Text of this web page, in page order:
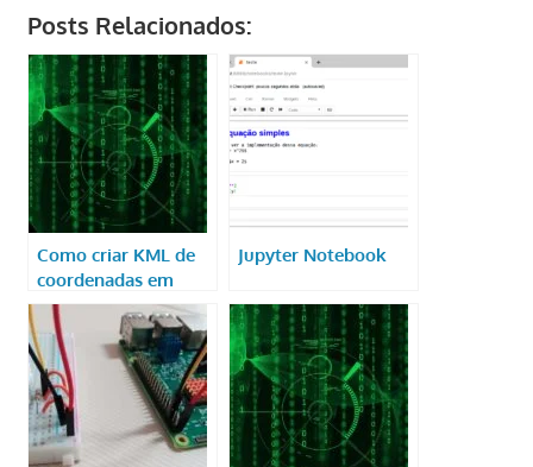
Posts Relacionados:
Como criar KML de
coordenadas em
banco MySQL
Jupyter Notebook